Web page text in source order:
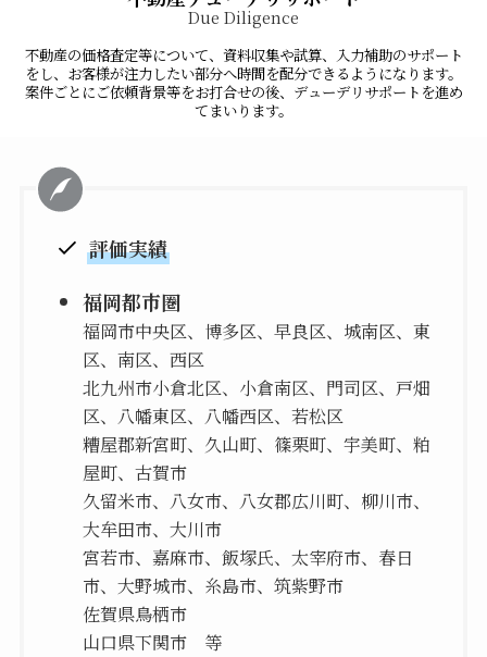
Due Diligence
不動産の価格査定等について、資料収集や試算、入力補助のサポート
をし、お客様が注力したい部分へ時間を配分できるようになります。
案件ごとにご依頼背景等をお打合せの後、デューデリサポートを進め
てまいります。
評価実績
福岡都市圏
福岡市中央区、博多区、早良区、城南区、東
区、南区、西区
北九州市小倉北区、小倉南区、門司区、戸畑
区、八幡東区、八幡西区、若松区
糟屋郡新宮町、久山町、篠栗町、宇美町、粕
屋町、古賀市
久留米市、八女市、八女郡広川町、柳川市、
大牟田市、大川市
宮若市、嘉麻市、飯塚氏、太宰府市、春日
市、大野城市、糸島市、筑紫野市
佐賀県鳥栖市
山口県下関市 等